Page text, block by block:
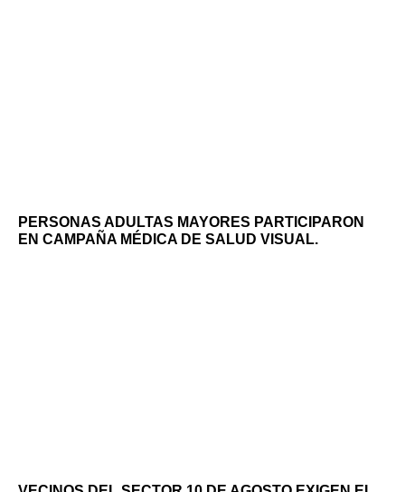
PERSONAS ADULTAS MAYORES PARTICIPARON
EN CAMPAÑA MÉDICA DE SALUD VISUAL.